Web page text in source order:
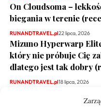
On Cloudsoma –
biegania w terenie
RUNANDTRAVEL.pl22 lipca, 2026
Mizuno Hyperwarp
który nie próbuje Cię
dlatego jest tak dobry
RUNANDTRAVEL.pl18 lipca, 2026